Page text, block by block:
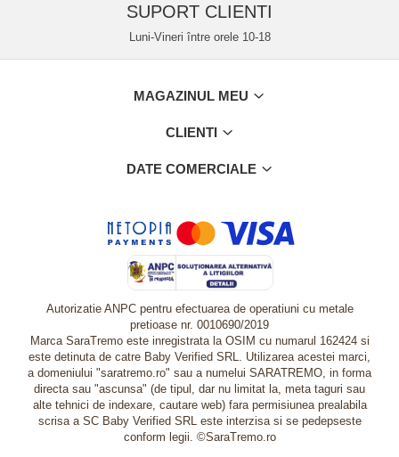
SUPORT CLIENTI
Luni-Vineri între orele 10-18
MAGAZINUL MEU
CLIENTI
DATE COMERCIALE
Autorizatie ANPC pentru efectuarea de operatiuni cu metale
pretioase nr. 0010690/2019
Marca SaraTremo este inregistrata la OSIM cu numarul 162424 si
este detinuta de catre Baby Verified SRL. Utilizarea acestei marci,
a domeniului "saratremo.ro" sau a numelui SARATREMO, in forma
directa sau "ascunsa" (de tipul, dar nu limitat la, meta taguri sau
alte tehnici de indexare, cautare web) fara permisiunea prealabila
scrisa a SC Baby Verified SRL este interzisa si se pedepseste
conform legii. ©SaraTremo.ro